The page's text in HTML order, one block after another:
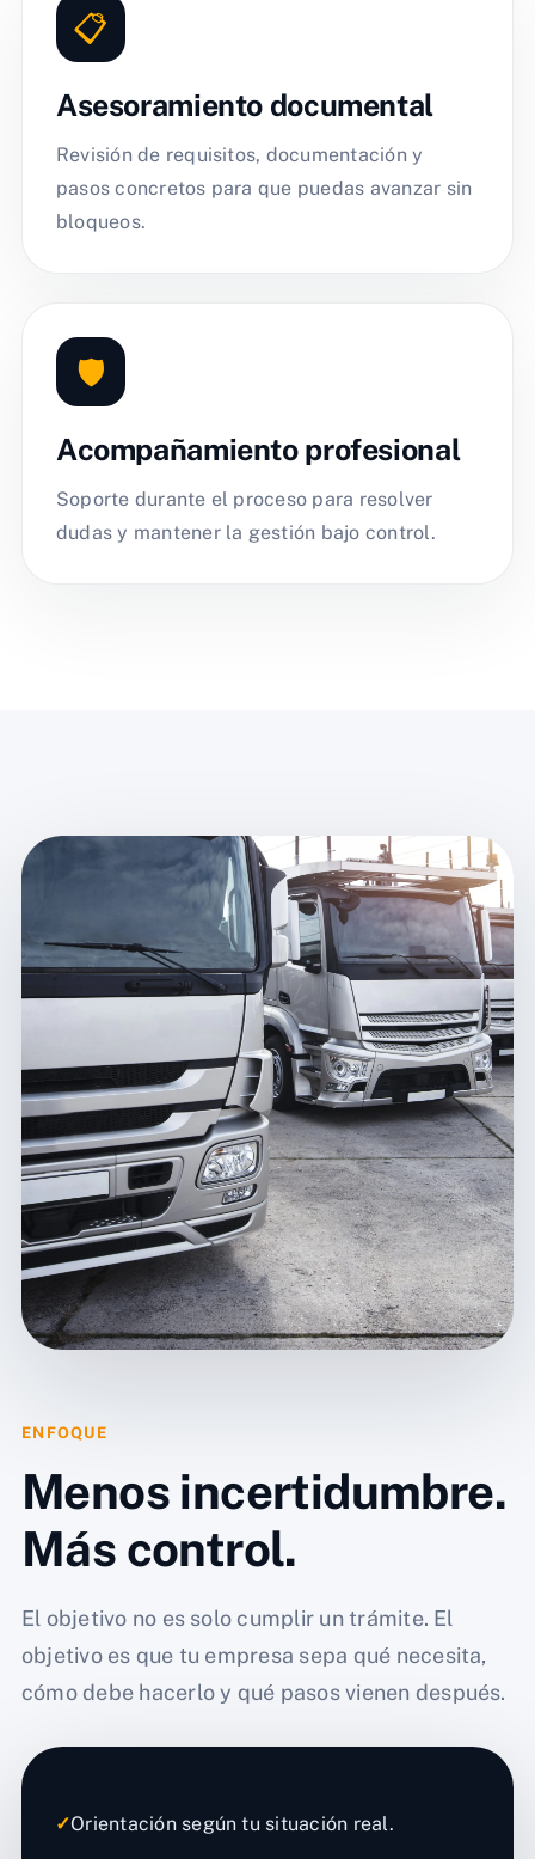
📋
Asesoramiento documental
Revisión de requisitos, documentación y
pasos concretos para que puedas avanzar sin
bloqueos.
🛡️
Acompañamiento profesional
Soporte durante el proceso para resolver
dudas y mantener la gestión bajo control.
ENFOQUE
Menos incertidumbre.
Más control.
El objetivo no es solo cumplir un trámite. El
objetivo es que tu empresa sepa qué necesita,
cómo debe hacerlo y qué pasos vienen después.
✓Orientación según tu situación real.